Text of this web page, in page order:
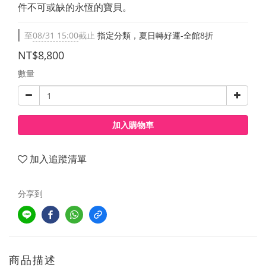
件不可或缺的永恆的寶貝。
至08/31 15:00截止 指定分類，夏日轉好運-全館8折
NT$8,800
數量
加入購物車
加入追蹤清單
分享到
商品描述